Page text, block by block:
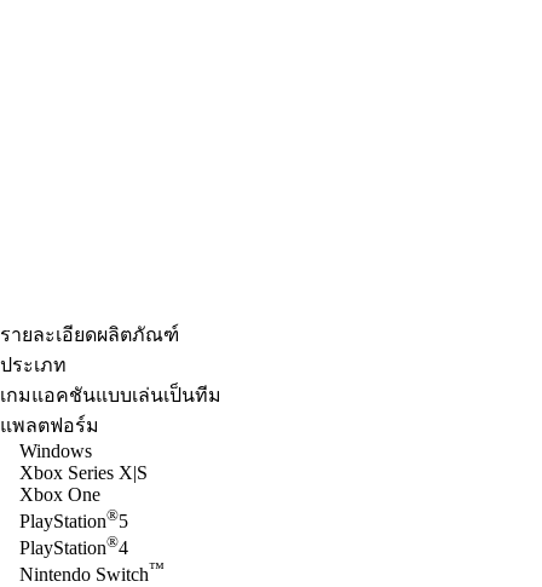
รายละเอียดผลิตภัณฑ์
ประเภท
เกมแอคชันแบบเล่นเป็นทีม
แพลตฟอร์ม
Windows
Xbox Series X|S
Xbox One
PlayStation®5
PlayStation®4
Nintendo Switch™